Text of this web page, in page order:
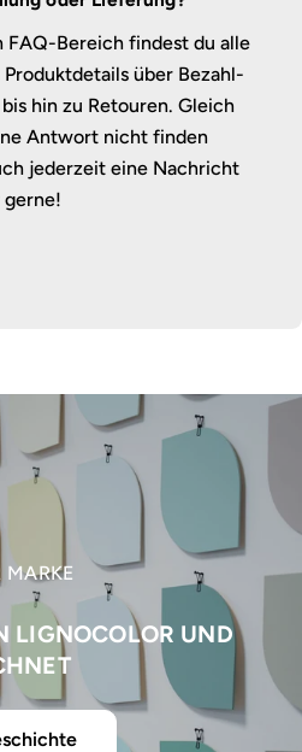
FAQ-Bereich findest du alle
über Bezahl-
hin zu Retouren. Gleich
Antwort nicht finden
jederzeit eine Nachricht
MARKE
LIGNOCOLOR UND